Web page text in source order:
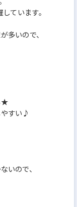
ています。
多いので、
★
すい♪
いので、